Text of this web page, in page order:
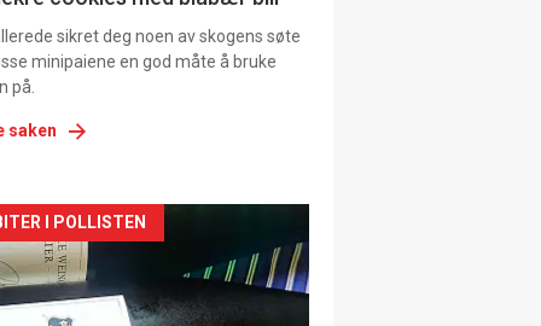
sikret deg noen av skogens søte
minipaiene en god måte å bruke
på.
saken
I POLLISTEN